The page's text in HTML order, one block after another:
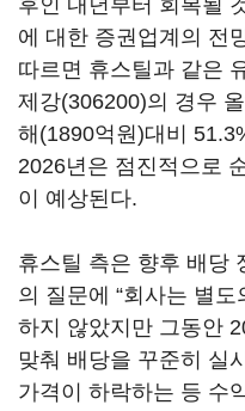
후인 내년부터 회복될
에 대한 증권업계의 전
따르면 휴스틸과 같은
제강(306200)의 경우
해(1890억원)대비
2026년은 점진적으로
이 예상된다.
휴스틸 측은 향후 배당
의 질문에 “회사는 별
하지 않았지만 그동안
맞춰 배당을 꾸준히 실
가격이 하락하는 등 수